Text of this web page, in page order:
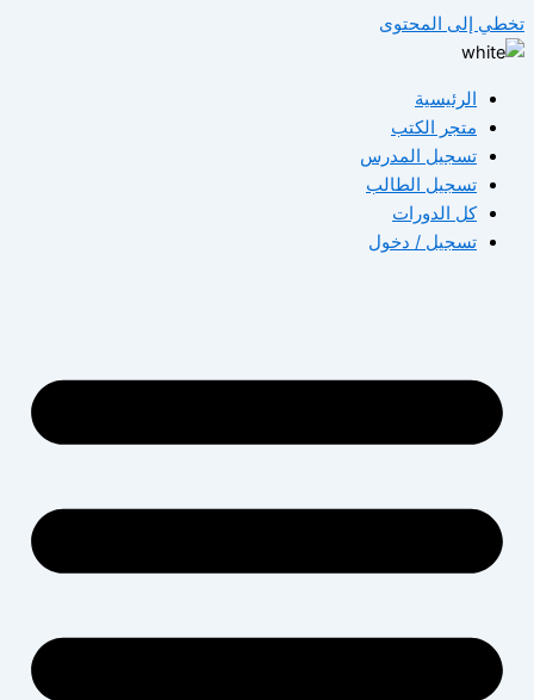
تخطي إلى المحتوى
الرئيسية
متجر الكتب
تسجيل المدرس
تسجيل الطالب
كل الدورات
تسجيل / دخول